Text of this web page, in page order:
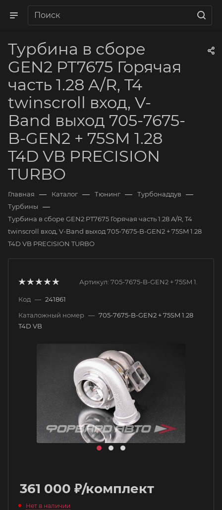
Турбина в сборе
GEN2 PT7675 Горячая
часть 1.28 A/R, T4
twinscroll вход, V-
Band выход 705-7675-
B-GEN2 + 75SM 1.28
T4D VB PRECISION
TURBO
Главная — Каталог — Тюнинг — Турбонаддув —
Турбины —
Турбина в сборе GEN2 PT7675 Горячая часть 1.28 A/R, T4
twinscroll вход, V-Band выход 705-7675-B-GEN2 + 75SM 1.28
T4D VB PRECISION TURBO
Артикул: 705-7675-B-GEN2 + 75SM 1.
Код — 241861
Каталожный номер — 705-7675-B-GEN2 + 75SM 1.28
T4D VB
361 000 ₽/комплект
Нет в наличии